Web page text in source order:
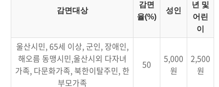
감면대상
감면
율(%)
성인
년 및
어린
이
울산시민, 65세 이상, 군인, 장애인,
해오름 동맹시민,울산시외 다자녀
가족, 다문화가족, 북한이탈주민, 한
부모가족
50
5,000
원
2,500
원